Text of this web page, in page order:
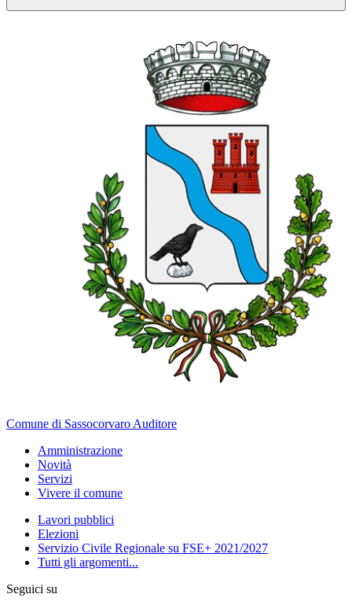
Comune di Sassocorvaro Auditore
Amministrazione
Novità
Servizi
Vivere il comune
Lavori pubblici
Elezioni
Servizio Civile Regionale su FSE+ 2021/2027
Tutti gli argomenti...
Seguici su